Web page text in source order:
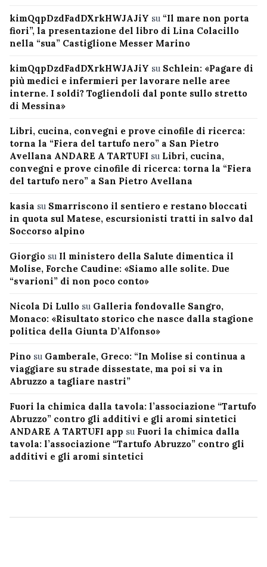
kimQqpDzdFadDXrkHWJAJiY su “Il mare non porta
fiori”, la presentazione del libro di Lina Colacillo
nella “sua” Castiglione Messer Marino
kimQqpDzdFadDXrkHWJAJiY su Schlein: «Pagare di
più medici e infermieri per lavorare nelle aree
interne. I soldi? Togliendoli dal ponte sullo stretto
di Messina»
Libri, cucina, convegni e prove cinofile di ricerca:
torna la “Fiera del tartufo nero” a San Pietro
Avellana ANDARE A TARTUFI su Libri, cucina,
convegni e prove cinofile di ricerca: torna la “Fiera
del tartufo nero” a San Pietro Avellana
kasia su Smarriscono il sentiero e restano bloccati
in quota sul Matese, escursionisti tratti in salvo dal
Soccorso alpino
Giorgio su Il ministero della Salute dimentica il
Molise, Forche Caudine: «Siamo alle solite. Due
“svarioni” di non poco conto»
Nicola Di Lullo su Galleria fondovalle Sangro,
Monaco: «Risultato storico che nasce dalla stagione
politica della Giunta D’Alfonso»
Pino su Gamberale, Greco: “In Molise si continua a
viaggiare su strade dissestate, ma poi si va in
Abruzzo a tagliare nastri”
Fuori la chimica dalla tavola: l’associazione “Tartufo
Abruzzo” contro gli additivi e gli aromi sintetici
ANDARE A TARTUFI app su Fuori la chimica dalla
tavola: l’associazione “Tartufo Abruzzo” contro gli
additivi e gli aromi sintetici